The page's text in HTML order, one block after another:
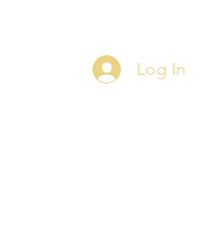
Log In